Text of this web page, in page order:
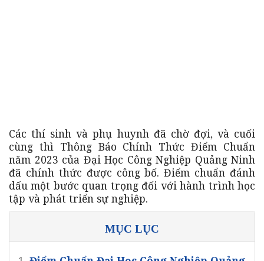
Các thí sinh và phụ huynh đã chờ đợi, và cuối
cùng thì Thông Báo Chính Thức Điểm Chuẩn
năm 2023 của Đại Học Công Nghiệp Quảng Ninh
đã chính thức được công bố. Điểm chuẩn đánh
dấu một bước quan trọng đối với hành trình học
tập và phát triển sự nghiệp.
MỤC LỤC